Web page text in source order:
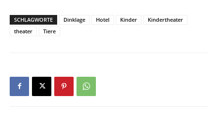
SCHLAGWORTE Dinklage Hotel Kinder
Kindertheater
theater
Tiere